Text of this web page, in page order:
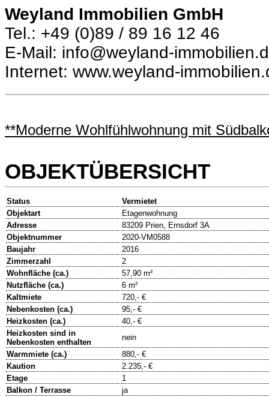
Weyland Immobilien GmbH
Tel.: +49 (0)89 / 89 16 12 46
E-Mail: info@weyland-
Internet: www.weyland-
**Moderne Wohlfühlwohnung mit
OBJEKTÜBERSICHT
Status
Vermietet
Objektart
Etagenwohnung
Adresse
83209 Prien, Ernsdorf 3A
Objektnummer
2020-VM0588
Baujahr
2016
Zimmerzahl
2
Wohnfläche (ca.)
57,90 m²
Nutzfläche (ca.)
6 m²
Kaltmiete
720,- €
Nebenkosten (ca.)
95,- €
Heizkosten (ca.)
40,- €
Heizkosten sind in
Nebenkosten enthalten
nein
Warmmiete (ca.)
880,- €
Kaution
2.235,- €
Etage
1
Balkon / Terrasse
ja